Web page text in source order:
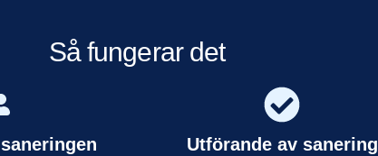
Så fungerar det
Utförande av sanering